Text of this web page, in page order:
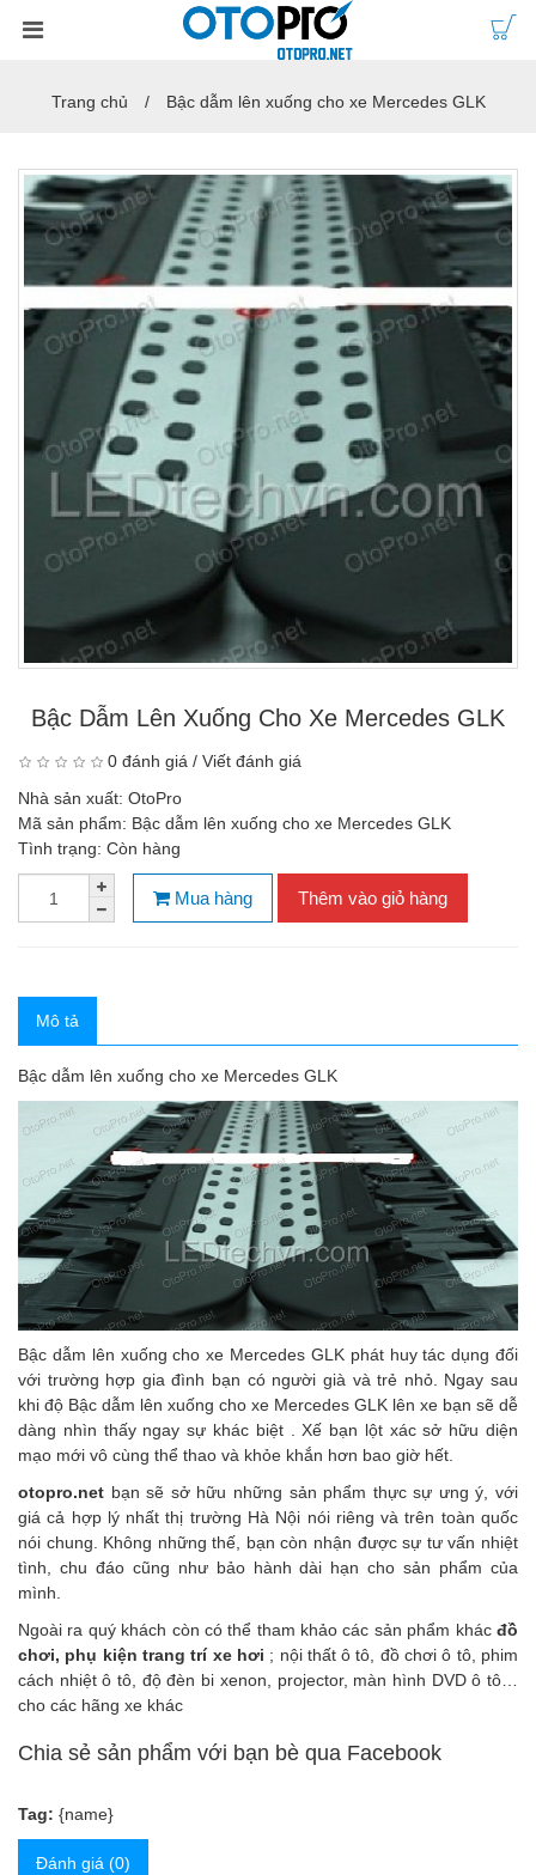
Trang chủ Bậc dẫm lên xuống cho xe Mercedes GLK
Bậc Dẫm Lên Xuống Cho Xe Mercedes GLK
0 đánh giá / Viết đánh giá
Nhà sản xuất: OtoPro
Mã sản phẩm: Bậc dẫm lên xuống cho xe Mercedes GLK
Tình trạng: Còn hàng
Mua hàng Thêm vào giỏ hàng
Mô tả
Bậc dẫm lên xuống cho xe Mercedes GLK
Bậc dẫm lên xuống cho xe Mercedes GLKphát huy tác dụng đối
với trường hợp gia đình bạn có người già và trẻ nhỏ. Ngay sau
khi độ Bậc dẫm lên xuống cho xe Mercedes GLK lên xe bạn sẽ dễ
dàng nhìn thấy ngay sự khác biệt . Xế bạn lột xác sở hữu diện
mạo mới vô cùng thể thao và khỏe khắn hơn bao giờ hết.
otopro.net bạn sẽ sở hữu những sản phẩm thực sự ưng ý, với
giá cả hợp lý nhất thị trường Hà Nội nói riêng và trên toàn quốc
nói chung. Không những thế, bạn còn nhận được sự tư vấn nhiệt
tình, chu đáo cũng như bảo hành dài hạn cho sản phẩm của
mình.
Ngoài ra quý khách còn có thể tham khảo các sản phẩm khácđồ
chơi, phụ kiện trang trí xe hơi ; nội thất ô tô đồ chơi ô tô, phim
cách nhiệt ô tô độ đèn bi xenon, projector, màn hình DVD ô tô
cho các hãng xe khác
Chia sẻ sản phẩm với bạn bè qua Facebook
Tag: {name}
Đánh giá (0)